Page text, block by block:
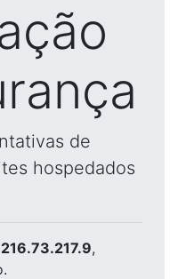
de
hospedados
216.73.217.9,